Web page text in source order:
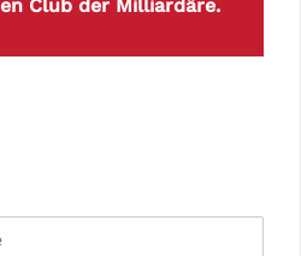
Club der Milliardäre.